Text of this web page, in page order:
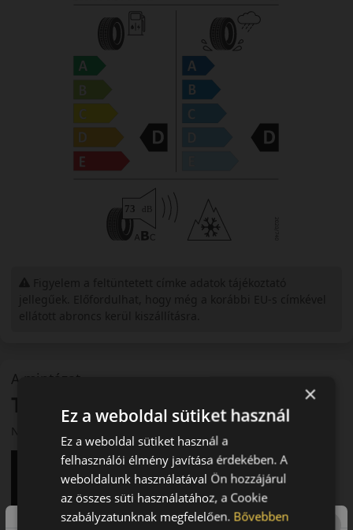
A mintázat
Toyo Open Country A/T3
Négyévszakos terep- és országúti gumi
×
Ez a weboldal sütiket használ
Ez a weboldal sütiket használ a
felhasználói élmény javítása érdekében. A
weboldalunk használatával Ön hozzájárul
az összes süti használatához, a Cookie
szabályzatunknak megfelelően. Bővebben